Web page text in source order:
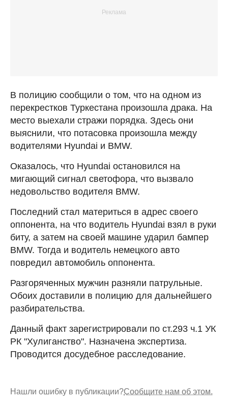
В полицию сообщили о том, что на одном из
перекрестков Туркестана произошла драка. На
место выехали стражи порядка. Здесь они
выяснили, что потасовка произошла между
водителями Hyundai и BMW.
Оказалось, что Hyundai остановился на
мигающий сигнал светофора, что вызвало
недовольство водителя BMW.
Последний стал материться в адрес своего
оппонента, на что водитель Hyundai взял в руки
биту, а затем на своей машине ударил бампер
BMW. Тогда и водитель немецкого авто
повредил автомобиль оппонента.
Разгоряченных мужчин разняли патрульные.
Обоих доставили в полицию для дальнейшего
разбирательства.
Данный факт зарегистрировали по ст.293 ч.1 УК
РК "Хулиганство". Назначена экспертиза.
Проводится досудебное расследование.
Нашли ошибку в публикации?Сообщите нам об этом.